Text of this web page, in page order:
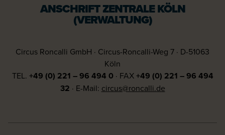
ANSCHRIFT ZENTRALE KÖLN
(VERWALTUNG)
Circus Roncalli GmbH · Circus-Roncalli-Weg 7 · D-51063
Köln
TEL. +49 (0) 221 – 96 494 0 · FAX+49 (0) 221 – 96 494
32 · E-Mail: circus@roncalli.de